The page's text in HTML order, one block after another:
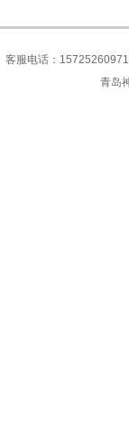
客服电话：
青岛